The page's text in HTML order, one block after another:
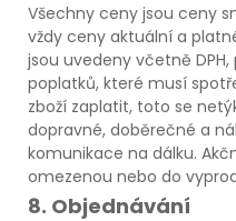
Všechny ceny jsou ceny
vždy ceny aktuální a
jsou uvedeny včetně
poplatků, které musí
zboží zaplatit, toto se
dopravné, doběrečné a
komunikace na dálku.
omezenou nebo do
8. Objednávání